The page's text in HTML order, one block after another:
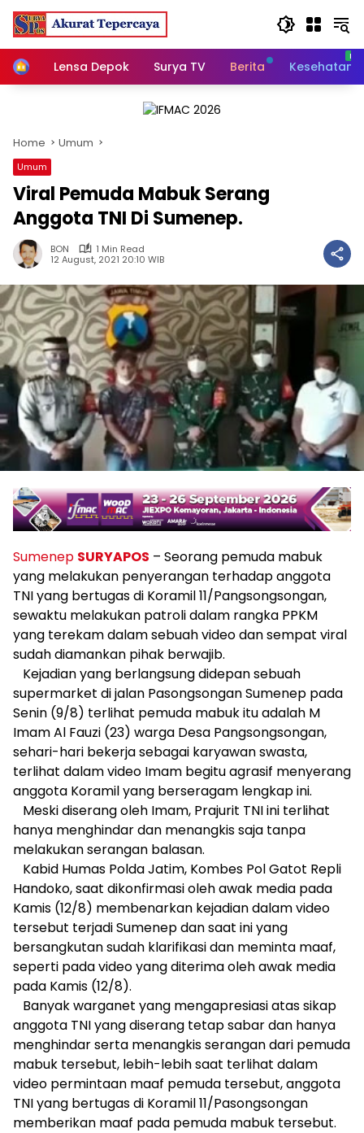
Skip
content
HomeLensa Depok Surya TV Berita Kesehatan
Home Umum
Umum
Viral Pemuda Mabuk Serang
Anggota TNI Di Sumenep.
BON
1 Min Read
12 August, 2021 20:10 WIB
Sumenep SURYAPOS – Seorang pemuda mabuk
yang melakukan penyerangan terhadap anggota
TNI yang bertugas di Koramil 11/Pangsongsongan,
sewaktu melakukan patroli dalam rangka PPKM
yang terekam dalam sebuah video dan sempat viral
sudah diamankan pihak berwajib.
Kejadian yang berlangsung didepan sebuah
supermarket di jalan Pasongsongan Sumenep pada
Senin (9/8) terlihat pemuda mabuk itu adalah M
Imam Al Fauzi (23) warga Desa Pangsongsongan,
sehari-hari bekerja sebagai karyawan swasta,
terlihat dalam video Imam begitu agrasif menyerang
anggota Koramil yang berseragam lengkap ini.
Meski diserang oleh Imam, Prajurit TNI ini terlihat
hanya menghindar dan menangkis saja tanpa
melakukan serangan balasan.
Kabid Humas Polda Jatim, Kombes Pol Gatot Repli
Handoko, saat dikonfirmasi oleh awak media pada
Kamis (12/8) membenarkan kejadian dalam video
tersebut terjadi Sumenep dan saat ini yang
bersangkutan sudah klarifikasi dan meminta maaf,
seperti pada video yang diterima oleh awak media
pada Kamis (12/8).
Banyak warganet yang mengapresiasi atas sikap
anggota TNI yang diserang tetap sabar dan hanya
menghindar serta menangkis serangan dari pemuda
mabuk tersebut, lebih-lebih saat terlihat dalam
video permintaan maaf pemuda tersebut, anggota
TNI yang bertugas di Koramil 11/Pasongsongan
memberikan maaf pada pemuda mabuk tersebut.